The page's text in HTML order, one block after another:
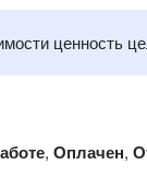
ценность
, Оплачен,